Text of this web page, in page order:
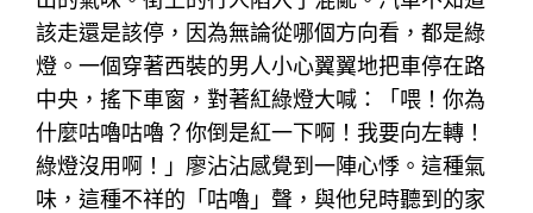
該走還是該停，因為無論從哪個方向看，都是綠
燈。一個穿著西裝的男人小心翼翼地把車停在路
中央，搖下車窗，對著紅綠燈大喊：「喂！你為
什麼咕嚕咕嚕？你倒是紅一下啊！我要向左轉！
綠燈沒用啊！」廖沾沾感覺到一陣心悸。這種氣
味，這種不祥的「咕嚕」聲，與他兒時聽到的家